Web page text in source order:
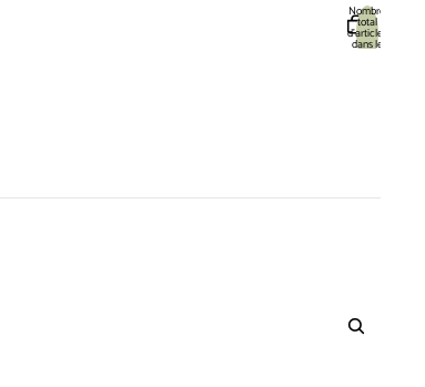
Nombre
total
d’articles
dans le
panier: 0